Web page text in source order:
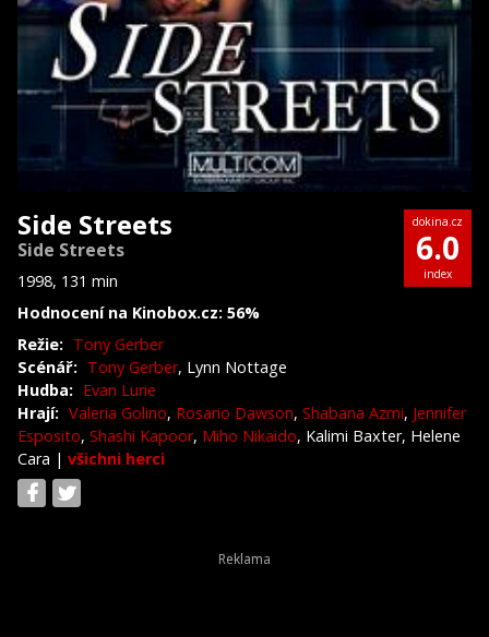
Side Streets
Side Streets
1998, 131 min
Hodnocení na Kinobox.cz: 56%
dokina.cz
6.0
index
Režie: Tony Gerber
Scénář: Tony Gerber, Lynn Nottage
Hudba: Evan Lurie
Hrají: Valeria Golino, Rosario Dawson, Shabana Azmi, Jennifer
Esposito, Shashi Kapoor, Miho Nikaido, Kalimi Baxter, Helene
Cara | všichni herci